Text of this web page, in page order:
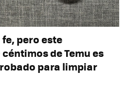
pero este
de Temu es
para limpiar